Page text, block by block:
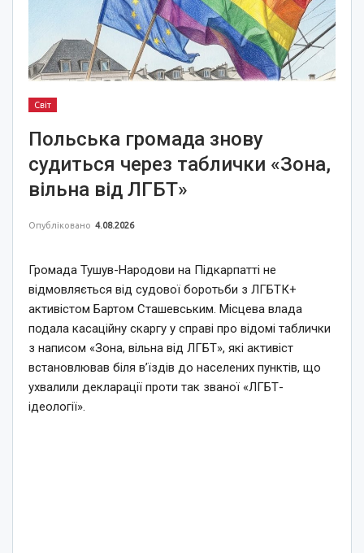
Світ
Польська громада знову
судиться через таблички «Зона,
вільна від ЛГБТ»
Опубліковано 4.08.2026
Громада Тушув-Народови на Підкарпатті не
відмовляється від судової боротьби з ЛГБТК+
активістом Бартом Сташевським. Місцева влада
подала касаційну скаргу у справі про відомі таблички
з написом «Зона, вільна від ЛГБТ», які активіст
встановлював біля в’їздів до населених пунктів, що
ухвалили декларації проти так званої «ЛГБТ-
ідеології».